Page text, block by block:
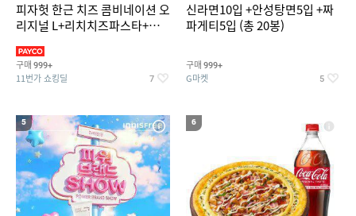
피자헛 한근 치즈 콤비네이션 오
리지널 L+리치치즈파스타+콜
구매 999+
11번가 쇼킹딜 7
신라면10입 +안성탕면5입 +짜
파게티5입 (총 20봉)
구매 999+
G마켓 5
5 6